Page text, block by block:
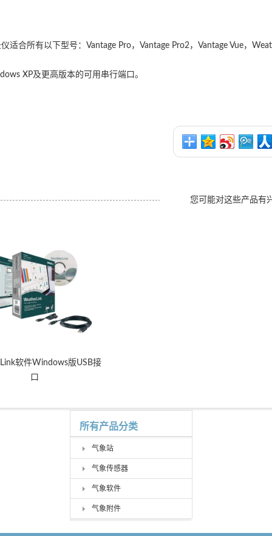
适合所有以下型号：Vantage Pro，Vantage Pro2，Vantage Vue，
XP及更高版本的可用串行端口。
您可能对这些产品有
软件Windows版USB接
口
所有产品分类
气象站
气象传感器
气象软件
气象附件